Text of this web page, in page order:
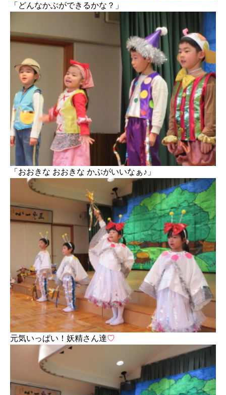
「どんなかぶができるかな？」
「おおきな おおきな かぶがいいなぁ♪」
元気いっぱい！妖精さん達♡